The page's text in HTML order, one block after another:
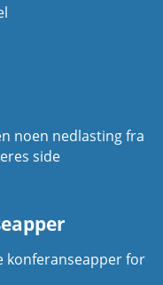
noen nedlasting fra
side
konferanseapper for